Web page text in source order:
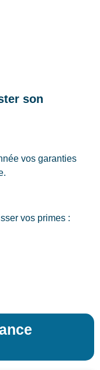
son
vos garanties
vos primes :